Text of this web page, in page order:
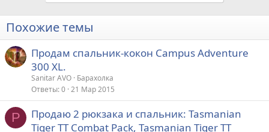
Похожие темы
Продам спальник-кокон Campus Adventure
300 XL.
Sanitar AVO Барахолка
Ответы 0 21 Мар 2015
P
Продаю 2 рюкзака и спальник: Tasmanian
Tiger TT Combat Pack, Tasmanian Tiger TT